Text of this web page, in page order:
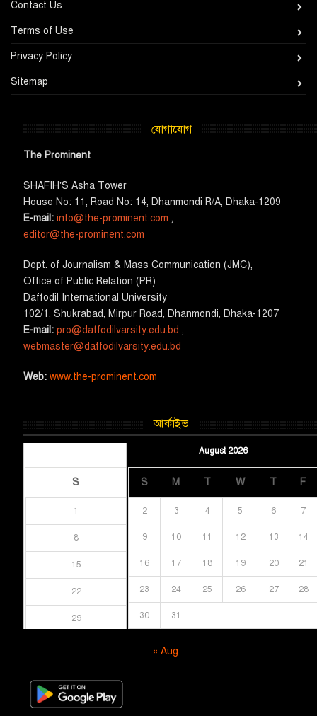
Contact Us
Terms of Use
Privacy Policy
Sitemap
যোগাযোগ
The Prominent
SHAFIH’S Asha​ Tower​
House No: 11, Road No: 14, Dhanmondi R/A, Dhaka-1209
E-mail:info@the-prominent.com ,
editor@the-prominent.com
​Dept. of Journalism & Mass Communication (JMC)​,
Office of Public Relation (PR)
​Daffodil International University
102/1, Shukrabad, Mirpur Road, Dhanmondi, Dhaka-1207
E-mail:pro@daffodilvarsity.edu.bd ,
webmaster@daffodilvarsity.edu.bd
Web:www.the-prominent.com
আর্কাইভ
August 2026
S M T W T F
2 3 4 5 6 7
9 10 11 12 13 14
16 17 18 19 20 21
23 24 25 26 27 28
30 31
S
1
8
15
22
29
« Aug